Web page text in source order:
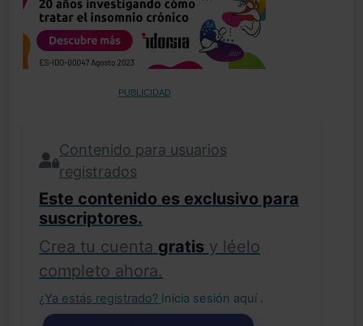
PUBLICIDAD
Contenido para usuarios
registrados
Este contenido es exclusivo para
suscriptores.
Crea tu cuenta gratis y léelo
completo ahora.
¿Ya estás registrado? Inicia sesión aquí .